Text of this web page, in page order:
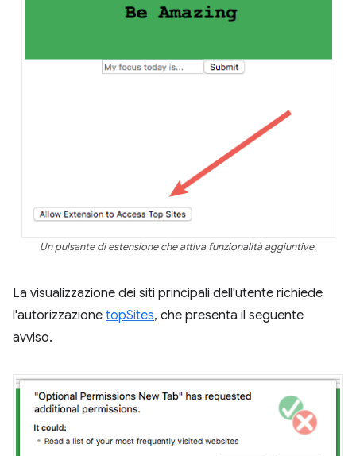
Un pulsante di estensione che attiva funzionalità aggiuntive.
La visualizzazione dei siti principali dell'utente richiede
l'autorizzazione topSites, che presenta il seguente
avviso.